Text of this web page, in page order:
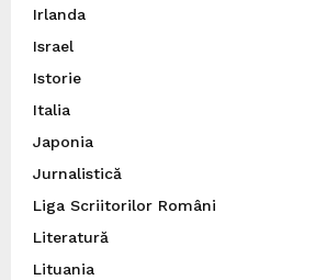
Irlanda
Israel
Istorie
Italia
Japonia
Jurnalistică
Liga Scriitorilor Români
Literatură
Lituania